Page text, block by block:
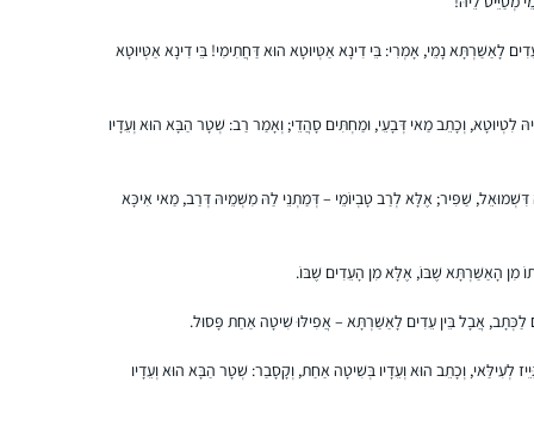
לָאַשַּׁרְתָּא נָמֵי, אָמְרִי: בֵּי דִינָא אַטְּיוּטָא הוּא דַּחֲתִימִי! בֵּי דִינָא אַטְּיוּטָא
לִטְיוּטָא, וְכָתֵב מַאי דְּבָעֵי, וּמַחְתִּים סָהֲדֵי; וְאָמַר רַב: שְׁטָר הַבָּא הוּא וְעֵדָיו
שַׁפִּיר; אֶלָּא לְרַב טָבְיוֹמֵי – דְּמַתְנֵי לַהּ מִשְּׁמֵיהּ דְּרַב, מַאי אִיכָּא
מִן הָאַשַּׁרְתָּא שֶׁבּוֹ, אֶלָּא מִן הָעֵדִים שֶׁבּוֹ.
לַכְּתָב, אֲבָל בֵּין עֵדִים לָאַשַּׁרְתָּא – אֲפִילּוּ שִׁיטָה אַחַת פָּסוּל.
לְעִילַּאי, וְכָתֵב הוּא וְעֵדָיו בְּשִׁיטָה אַחַת, וְקָסָבַר: שְׁטָר הַבָּא הוּא וְעֵדָיו
שלי פתחה קבוצת ווטסאפ ללימוד דף יומי
שלי ממש.קרן רוזנברג